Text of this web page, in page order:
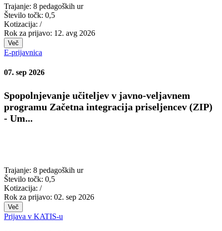
Trajanje: 8 pedagoških ur
Število točk: 0,5
Kotizacija: /
Rok za prijavo: 12. avg 2026
Več
E-prijavnica
07. sep 2026
Spopolnjevanje učiteljev v javno-veljavnem
programu Začetna integracija priseljencev (ZIP)
- Um...
Trajanje: 8 pedagoških ur
Število točk: 0,5
Kotizacija: /
Rok za prijavo: 02. sep 2026
Več
Prijava v KATIS-u